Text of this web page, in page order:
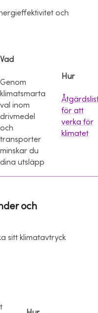
och
Vad
Genom
klimatsmarta
val inom
drivmedel
och
transporter
minskar du
dina utsläpp
Hur
för att
verka för
klimatet
och
sitt klimatavtryck